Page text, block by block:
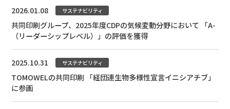
2026.01.08 サステナビリティ
共同印刷グループ、2025年度CDPの気候変動分野において 「A-
（リーダーシップレベル）」の評価を獲得
2025.10.31 サステナビリティ
TOMOWELの共同印刷 「経団連生物多様性宣言イニシアチブ」
に参画